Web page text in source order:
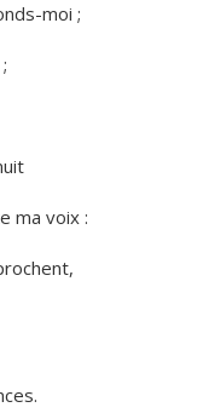
moi ;
ma voix :